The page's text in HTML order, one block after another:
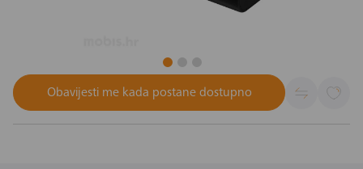
Obavijesti me kada postane dostupno